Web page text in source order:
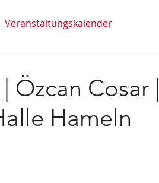
Veranstaltungskalender
Özcan Cosar |
Hameln